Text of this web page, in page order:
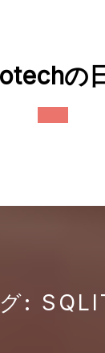
の
: